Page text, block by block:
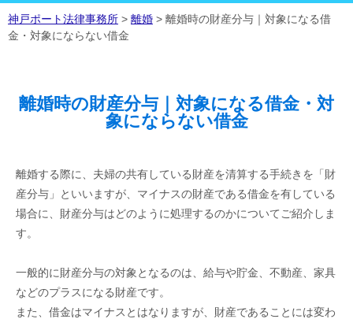
神戸ポート法律事務所 > 離婚 > 離婚時の財産分与｜対象になる借
金・対象にならない借金
離婚時の財産分与｜対象になる借金・対
象にならない借金
離婚する際に、夫婦の共有している財産を清算する手続きを「財
産分与」といいますが、マイナスの財産である借金を有している
場合に、財産分与はどのように処理するのかについてご紹介しま
す。
一般的に財産分与の対象となるのは、給与や貯金、不動産、家具
などのプラスになる財産です。
また、借金はマイナスとはなりますが、財産であることには変わ